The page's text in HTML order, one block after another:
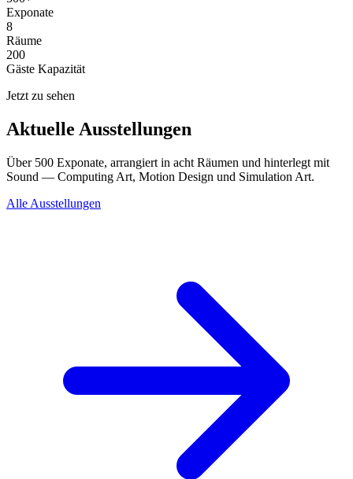
Exponate
8
Räume
200
Gäste Kapazität
Jetzt zu sehen
Aktuelle Ausstellungen
Über 500 Exponate, arrangiert in acht Räumen und hinterlegt mit
Sound — Computing Art, Motion Design und Simulation Art.
Alle Ausstellungen